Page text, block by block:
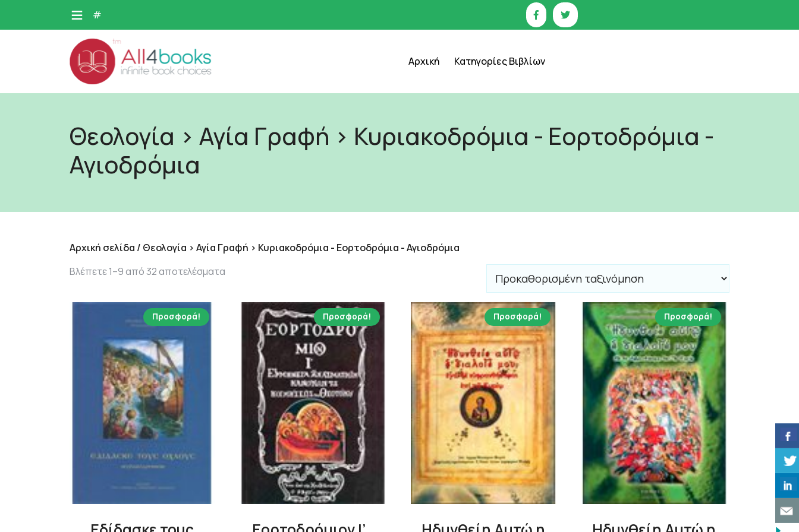
#
Αρχική Κατηγορίες Βιβλίων
Θεολογία > Αγία Γραφή > Κυριακοδρόμια - Εορτοδρόμια -
Αγιοδρόμια
Αρχική σελίδα / Θεολογία > Αγία Γραφή > Κυριακοδρόμια - Εορτοδρόμια - Αγιοδρόμια
Βλέπετε 1–9 από 32 αποτελέσματα
Προσφορά! Προσφορά! Προσφορά! Προσφορά!